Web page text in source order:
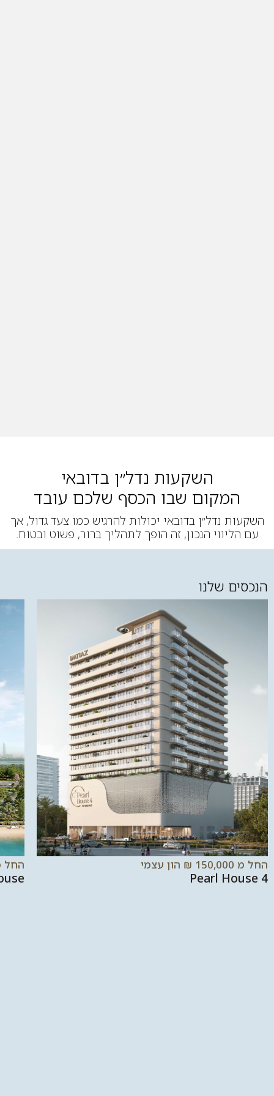
השקעות נדל״ן בדובאי
המקום שבו הכסף שלכם עובד
השקעות נדל״ן בדובאי יכולות להרגיש כמו צעד גדול, אך
עם הליווי הנכון, זה הופך לתהליך ברור, פשוט ובטוח.
הנכסים שלנו
החל מ 150,000 ₪ הון עצמי
4 Pearl House
החל מ 400,000 ₪